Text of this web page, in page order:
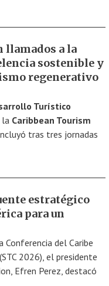
llamados a la
sostenible y
regenerativo
Turístico
la Caribbean Tourism
tras tres jornadas
estratégico
para un
Conferencia del Caribe
2026), el presidente
Efren Perez, destacó